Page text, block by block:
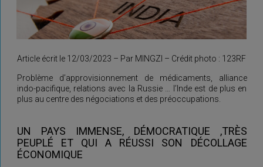
Article écrit le 12/03/2023 – Par MINGZI – Crédit photo : 123RF
Problème d’approvisionnement de médicaments, alliance
indo-pacifique, relations avec la Russie … l’Inde est de plus en
plus au centre des négociations et des préoccupations.
UN PAYS IMMENSE, DÉMOCRATIQUE ,TRÈS
PEUPLÉ ET QUI A RÉUSSI SON DÉCOLLAGE
ÉCONOMIQUE